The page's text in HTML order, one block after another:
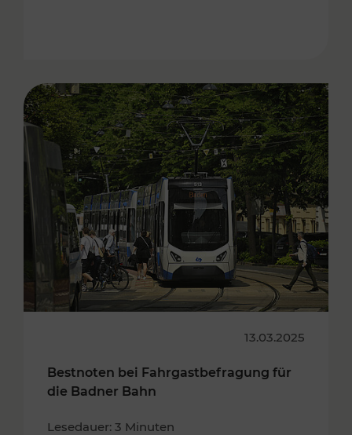
13.03.2025
Bestnoten bei Fahrgastbefragung für
die Badner Bahn
Lesedauer: 3 Minuten